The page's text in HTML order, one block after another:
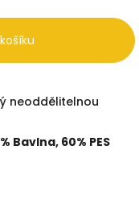
neoddělitelnou
Bavlna, 60% PES